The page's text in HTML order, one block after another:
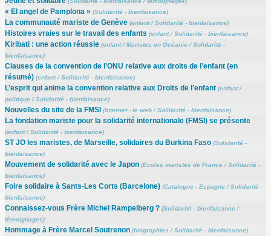
« El angel de Pamplona » (Solidarité - bienfaisance)
La communauté mariste de Genève (enfant/Solidarité - bienfaisance)
Histoires vraies sur le travail des enfants (enfant/Solidarité - bienfaisance)
Kiribati : une action réussie (enfant/Maristes en Océanie/Solidarité -
bienfaisance)
Clauses de la convention de l’ONU relative aux droits de l’enfant (en
résumé) (enfant/Solidarité - bienfaisance)
L’esprit qui anime la convention relative aux Droits de l’enfant (enfant/
politique/Solidarité - bienfaisance)
Nouvelles du site de la FMSI (Internet - le web/Solidarité - bienfaisance)
La fondation mariste pour la solidarité internationale (FMSI) se présente
(enfant/Solidarité - bienfaisance)
ST JO les maristes, de Marseille, solidaires du Burkina Faso (Solidarité -
bienfaisance)
Mouvement de solidarité avec le Japon (Ecoles maristes de France/Solidarité -
bienfaisance)
Foire solidaire à Sants-Les Corts (Barcelone) (Catalogne - Espagne/Solidarité -
bienfaisance)
Connaissez-vous Frère Michel Rampelberg ? (Solidarité - bienfaisance/
témoignages)
Hommage à Frère Marcel Soutrenon (biographies /Solidarité - bienfaisance)